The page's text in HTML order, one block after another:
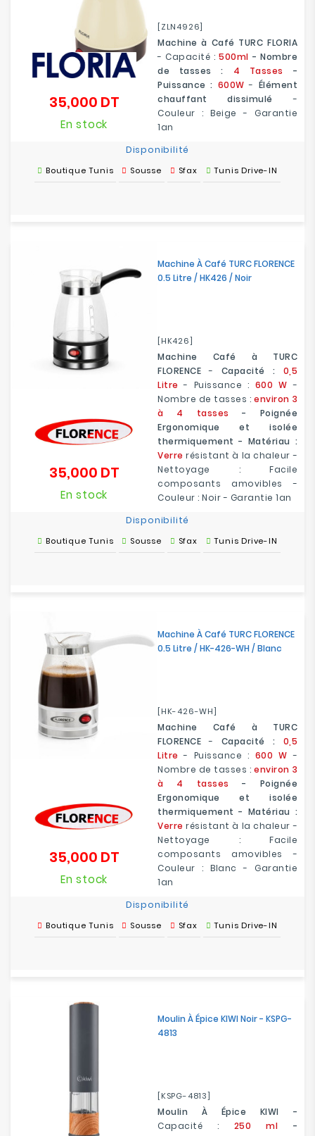
[ZLN4926]
Machine à Café TURC FLORIA
- Capacité :500ml - Nombre
de tasses : 4 Tasses
-
Puissance : 600W - Élément
chauffant dissimulé
-
Couleur : Beige - Garantie
1an
35,000 DTPrix
En stock
Disponibilité
Boutique Tunis Sousse Sfax Tunis Drive-IN
Machine À Café TURC FLORENCE
0.5 Litre / HK426 / Noir
[HK426]
Machine Café à TURC
FLORENCE - Capacité : 0,5
Litre - Puissance : 600 W -
Nombre de tasses :environ 3
à 4 tasses - Poignée
Ergonomique et isolée
thermiquement - Matériau :
Verre résistant à la chaleur -
Nettoyage : Facile
composants amovibles -
Couleur : Noir - Garantie 1an
35,000 DTPrix
En stock
Disponibilité
Boutique Tunis Sousse Sfax Tunis Drive-IN
Machine À Café TURC FLORENCE
0.5 Litre / HK-426-WH / Blanc
[HK-426-WH]
Machine Café à TURC
FLORENCE - Capacité : 0,5
Litre - Puissance : 600 W -
Nombre de tasses :environ 3
à 4 tasses - Poignée
Ergonomique et isolée
thermiquement - Matériau :
Verre résistant à la chaleur -
Nettoyage : Facile
composants amovibles -
Couleur : Blanc - Garantie
1an
35,000 DTPrix
En stock
Disponibilité
Boutique Tunis Sousse Sfax Tunis Drive-IN
Moulin À Épice KIWI Noir - KSPG-
4813
[KSPG-4813]
Moulin À Épice KIWI -
Capacité :
250 ml -